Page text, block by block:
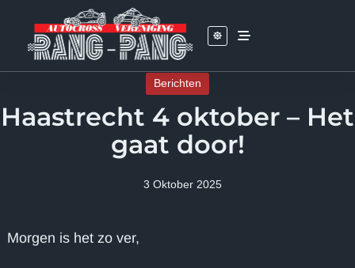
content
Berichten
Haastrecht 4 oktober – Het
gaat door!
3 Oktober 2025
Morgen is het zo ver,